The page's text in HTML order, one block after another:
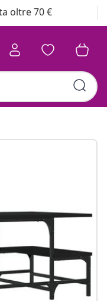
oltre 70 €